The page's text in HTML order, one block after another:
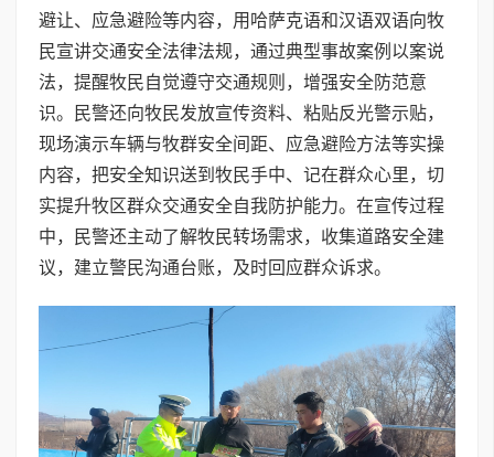
避让、应急避险等内容，用哈萨克语和汉语双语向牧
民宣讲交通安全法律法规，通过典型事故案例以案说
法，提醒牧民自觉遵守交通规则，增强安全防范意
识。民警还向牧民发放宣传资料、粘贴反光警示贴，
现场演示车辆与牧群安全间距、应急避险方法等实操
内容，把安全知识送到牧民手中、记在群众心里，切
实提升牧区群众交通安全自我防护能力。在宣传过程
中，民警还主动了解牧民转场需求，收集道路安全建
议，建立警民沟通台账，及时回应群众诉求。